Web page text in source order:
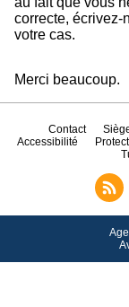
correcte, écrivez-
votre cas.
Merci beaucoup.
Contact
Accessibilité